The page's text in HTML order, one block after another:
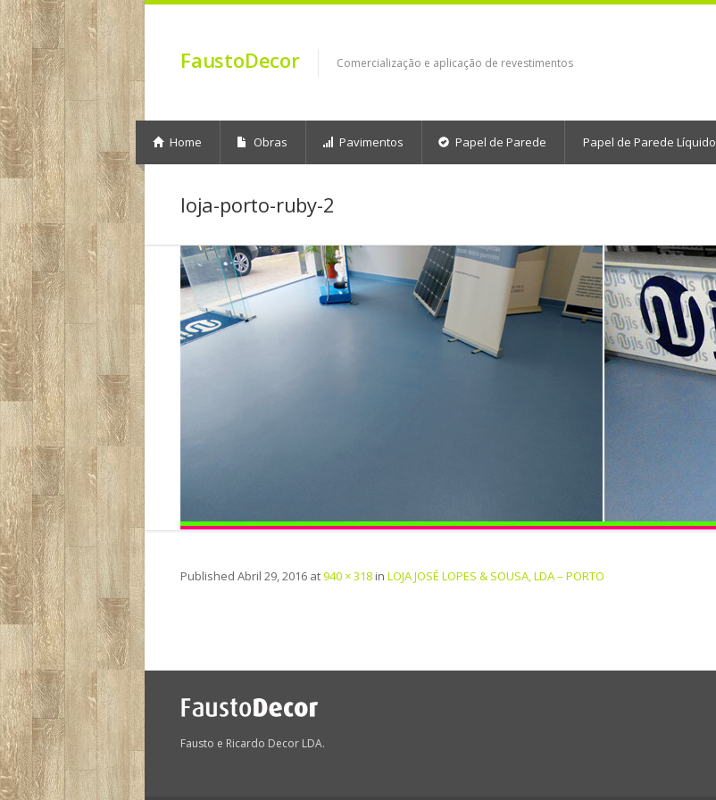
FaustoDecor Comercialização e aplicação de revestimentos
Home Obras Pavimentos Papel de Parede Papel de Parede Líquido
loja-porto-ruby-2
Published Abril 29, 2016 at940 × 318 in LOJA JOSÉ LOPES & SOUSA, LDA – PORTO
Fausto e Ricardo Decor LDA.